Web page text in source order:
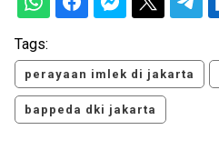
Tags:
perayaan imlek di jakarta
bappeda dki jakarta